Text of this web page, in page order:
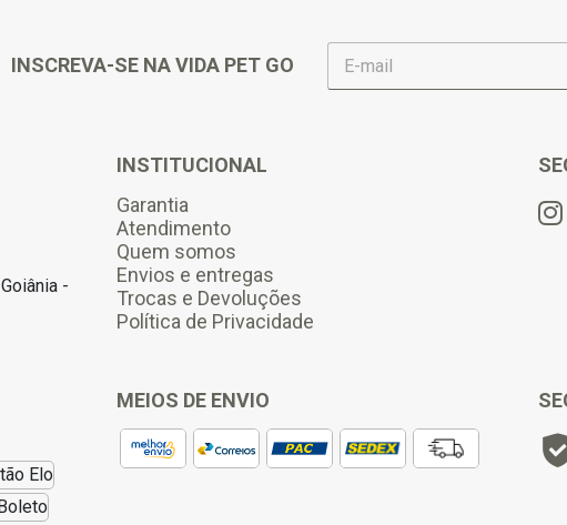
INSCREVA-SE NA VIDA PET GO
E
m
-
INSTITUCIONAL
Garantia
Atendimento
Quem somos
Envios e entregas
Trocas e Devoluções
Política de Privacidade
MEIOS DE ENVIO